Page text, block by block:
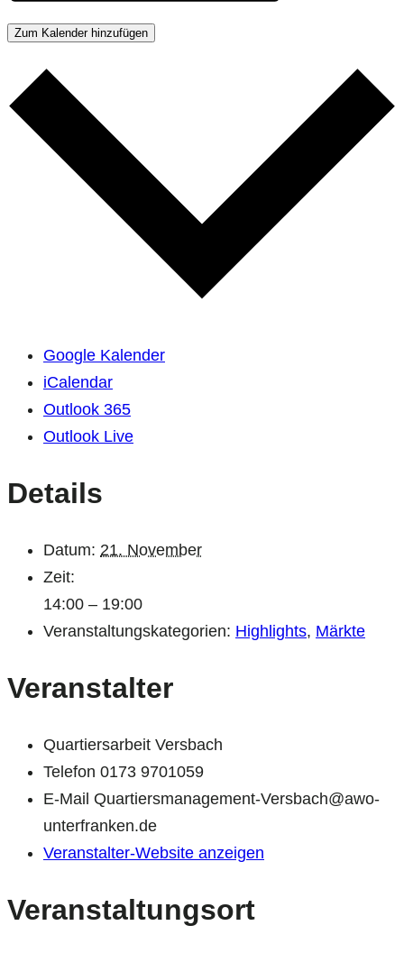
Zum Kalender hinzufügen
Google Kalender
iCalendar
Outlook 365
Outlook Live
Details
Datum: 21. November
Zeit:
14:00 – 19:00
Veranstaltungskategorien: Highlights, Märkte
Veranstalter
Quartiersarbeit Versbach
Telefon 0173 9701059
E-Mail Quartiersmanagement-Versbach@awo-
unterfranken.de
Veranstalter-Website anzeigen
Veranstaltungsort